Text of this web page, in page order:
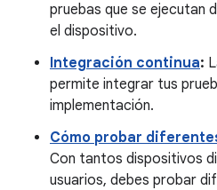
pruebas que se ejecutan
el dispositivo.
Integración continua:
permite integrar tus
implementación.
Cómo probar
Con tantos dispositivos
usuarios, debes probar